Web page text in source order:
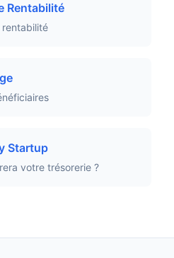
Rentabilité
rentabilité
Startup
votre trésorerie ?